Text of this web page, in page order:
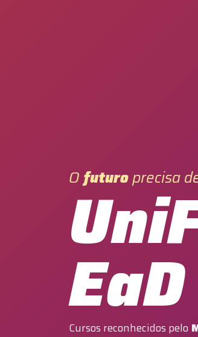
Ofuturoprecisa
EaD
Cursos reconhecidos pelo